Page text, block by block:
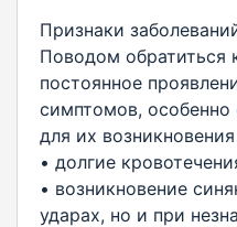
Признаки
Поводом обратиться
постоянное
симптомов,
для их
• долгие
• возникновение
ударах, но и при